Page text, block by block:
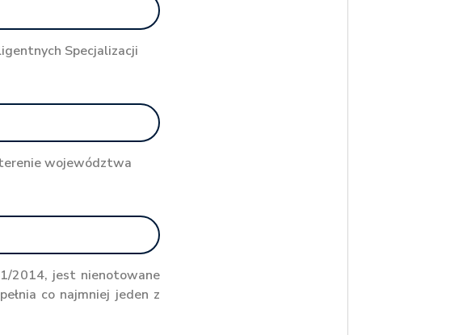
Specjalizacji
województwa
2014, jest nienotowane
co najmniej jeden z